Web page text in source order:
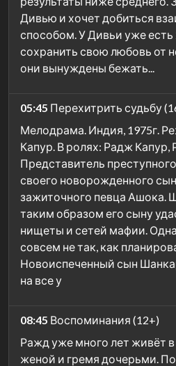
Дивью и хочет добиться
способом. У Дивьи уже
сохранить свою любовь от
они вынуждены бежать...
05:45 Перехитрить судьбу
Мелодрама. Индия, 1975г.
Капур. В ролях: Радж Капур,
Представитель
своего новорожденного
зажиточного певца Ашока.
таким образом его сыну
нищеты и сетей мафии.
совсем не так, как
Новоиспеченный сын
на все у
08:45 Воспоминания (12+)
Ражд уже много лет живёт
женой и гремя дочерьми.